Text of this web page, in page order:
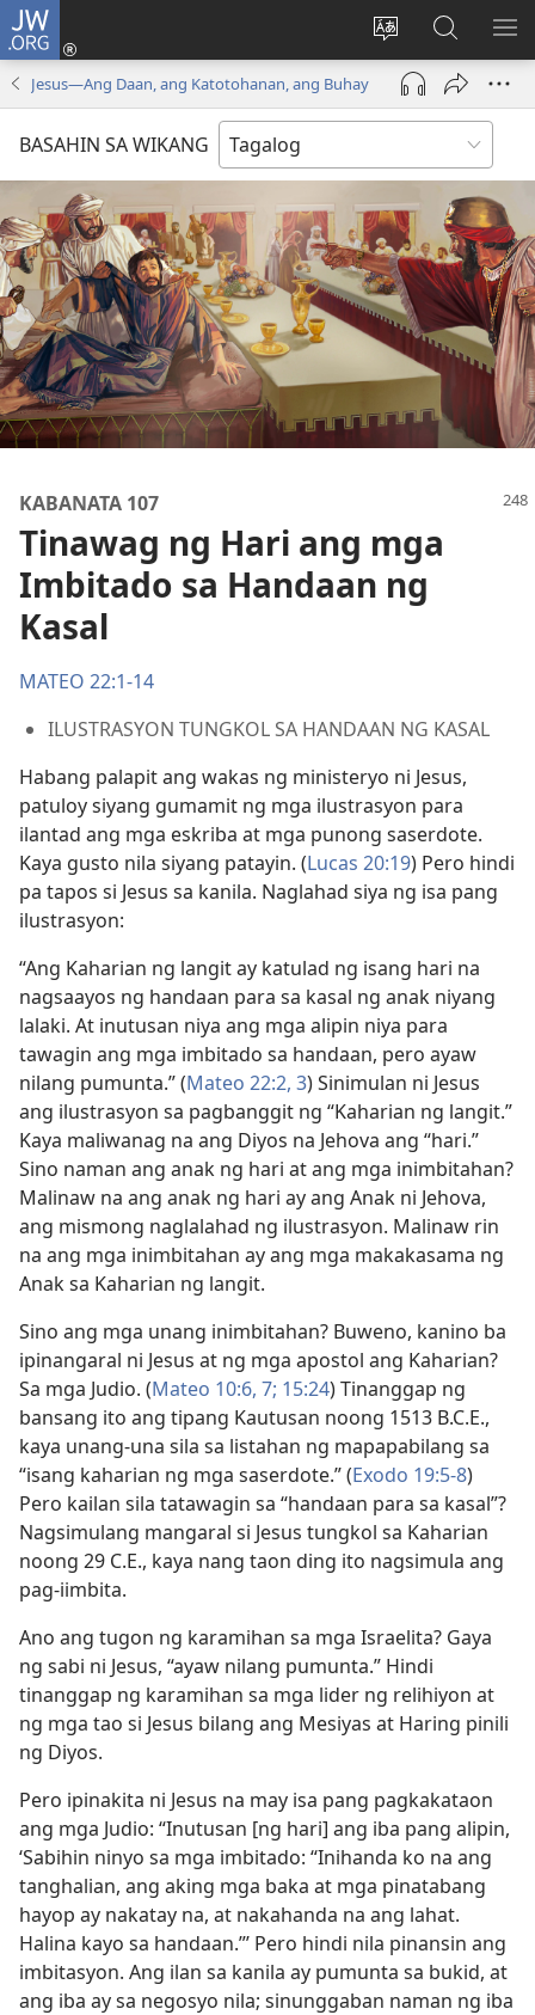
JW.ORG
Baguhin
ang
wika
ng
Mag-
log
(may
bubukas
bagong
window)
sa
JW.ORG
Jesus—Ang Daan, ang Katotohanan, ang Buhay
BASAHIN SA WIKANG
KABANATA 107
Tinawag ng Hari ang mga
Imbitado sa Handaan ng
Kasal
MATEO 22:1-14
ILUSTRASYON TUNGKOL SA HANDAAN NG KASAL
Habang palapit ang wakas ng ministeryo ni Jesus,
patuloy siyang gumamit ng mga ilustrasyon para
ilantad ang mga eskriba at mga punong saserdote.
Kaya gusto nila siyang patayin. (Lucas 20:19) Pero hindi
pa tapos si Jesus sa kanila. Naglahad siya ng isa pang
ilustrasyon:
“Ang Kaharian ng langit ay katulad ng isang hari na
nagsaayos ng handaan para sa kasal ng anak niyang
lalaki. At inutusan niya ang mga alipin niya para
tawagin ang mga imbitado sa handaan, pero ayaw
nilang pumunta.” (Mateo 22:2, 3) Sinimulan ni Jesus
ang ilustrasyon sa pagbanggit ng “Kaharian ng langit.”
Kaya maliwanag na ang Diyos na Jehova ang “hari.”
Sino naman ang anak ng hari at ang mga inimbitahan?
Malinaw na ang anak ng hari ay ang Anak ni Jehova,
ang mismong naglalahad ng ilustrasyon. Malinaw rin
na ang mga inimbitahan ay ang mga makakasama ng
Anak sa Kaharian ng langit.
Sino ang mga unang inimbitahan? Buweno, kanino ba
ipinangaral ni Jesus at ng mga apostol ang Kaharian?
Sa mga Judio. (Mateo 10:6, 7; 15:24) Tinanggap ng
bansang ito ang tipang Kautusan noong 1513 B.C.E.,
kaya unang-una sila sa listahan ng mapapabilang sa
“isang kaharian ng mga saserdote.” (Exodo 19:5-8)
Pero kailan sila tatawagin sa “handaan para sa kasal”?
Nagsimulang mangaral si Jesus tungkol sa Kaharian
noong 29 C.E., kaya nang taon ding ito nagsimula ang
pag-iimbita.
Ano ang tugon ng karamihan sa mga Israelita? Gaya
ng sabi ni Jesus, “ayaw nilang pumunta.” Hindi
tinanggap ng karamihan sa mga lider ng relihiyon at
ng mga tao si Jesus bilang ang Mesiyas at Haring pinili
ng Diyos.
Pero ipinakita ni Jesus na may isa pang pagkakataon
ang mga Judio: “Inutusan [ng hari] ang iba pang alipin,
‘Sabihin ninyo sa mga imbitado: “Inihanda ko na ang
tanghalian, ang aking mga baka at mga pinatabang
hayop ay nakatay na, at nakahanda na ang lahat.
Halina kayo sa handaan.”’ Pero hindi nila pinansin ang
imbitasyon. Ang ilan sa kanila ay pumunta sa bukid, at
ang iba ay sa negosyo nila; sinunggaban naman ng iba